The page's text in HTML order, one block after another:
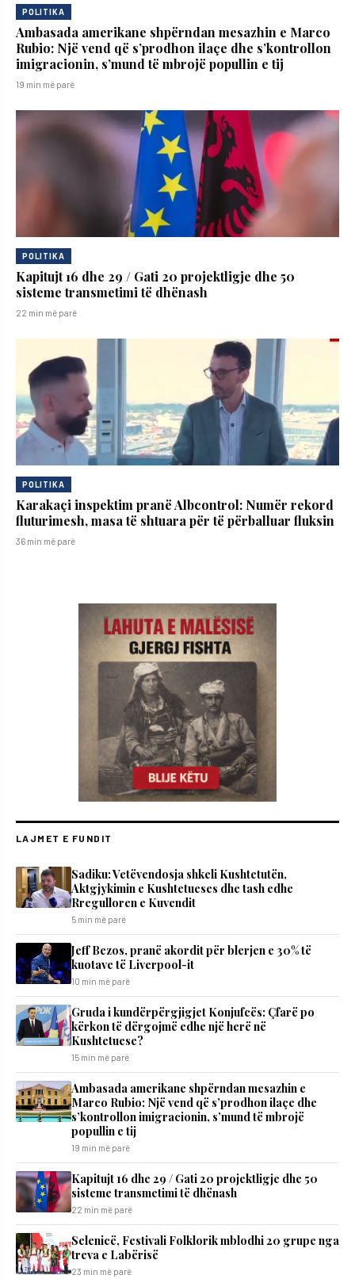
POLITIKA
Ambasada amerikane shpërndan mesazhin e Marco
Rubio: Një vend që s’prodhon ilaçe dhe s’kontrollon
imigracionin, s’mund të mbrojë popullin e tij
19 min më parë
POLITIKA
Kapitujt 16 dhe 29 / Gati 20 projektligje dhe 50
sisteme transmetimi të dhënash
22 min më parë
POLITIKA
Karakaçi inspektim pranë Albcontrol: Numër rekord
fluturimesh, masa të shtuara për të përballuar fluksin
36 min më parë
LAJMET E FUNDIT
Sadiku: Vetëvendosja shkeli Kushtetutën,
Aktgjykimin e Kushtetueses dhe tash edhe
Rregulloren e Kuvendit
5 min më parë
Jeff Bezos, pranë akordit për blerjen e 30% të
kuotave të Liverpool-it
10 min më parë
Gruda i kundërpërgjigjet Konjufcës: Çfarë po
kërkon të dërgojmë edhe një herë në
Kushtetuese?
15 min më parë
Ambasada amerikane shpërndan mesazhin e
Marco Rubio: Një vend që s’prodhon ilaçe dhe
s’kontrollon imigracionin, s’mund të mbrojë
popullin e tij
19 min më parë
Kapitujt 16 dhe 29 / Gati 20 projektligje dhe 50
sisteme transmetimi të dhënash
22 min më parë
Selenicë, Festivali Folklorik mblodhi 20 grupe nga
treva e Labërisë
23 min më parë